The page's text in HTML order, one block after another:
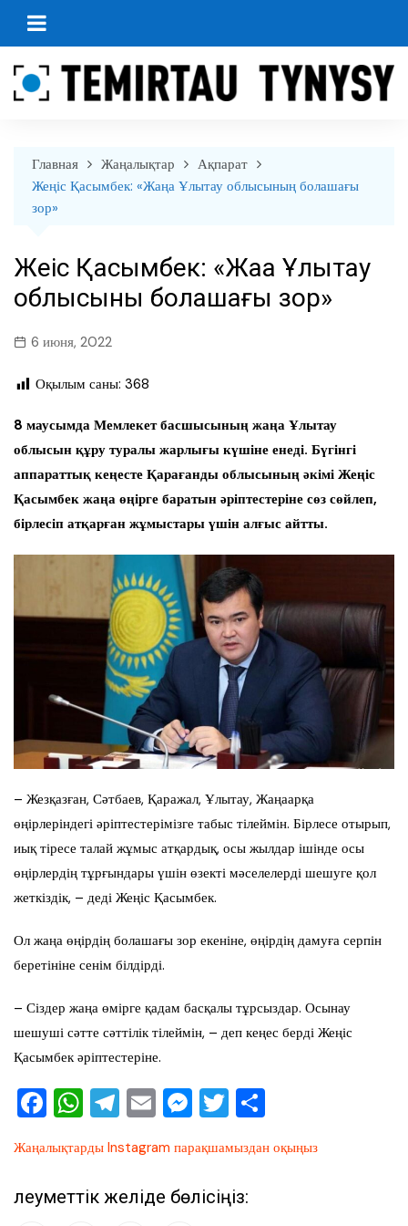
перейти
Главная Жаңалықтар
Ақпарат
Жеңіс Қасымбек: «Жаңа Ұлытау облысының болашағы
зор»
Жеңіс Қасымбек: «Жаңа Ұлытау
облысының болашағы зор»
6 июня, 2022
Оқылым саны: 368
8 маусымда Мемлекет басшысының жаңа Ұлытау
облысын құру туралы жарлығы күшіне енеді. Бүгінгі
аппараттық кеңесте Қарағанды облысының әкімі Жеңіс
Қасымбек жаңа өңірге баратын әріптестеріне сөз сөйлеп,
бірлесіп атқарған жұмыстары үшін алғыс айтты.
– Жезқазған, Сәтбаев, Қаражал, Ұлытау, Жаңаарқа
өңірлеріндегі әріптестерімізге табыс тілеймін. Бірлесе отырып,
иық тіресе талай жұмыс атқардық, осы жылдар ішінде осы
өңірлердің тұрғындары үшін өзекті мәселелерді шешуге қол
жеткіздік, – деді Жеңіс Қасымбек.
Ол жаңа өңірдің болашағы зор екеніне, өңірдің дамуға серпін
беретініне сенім білдірді.
– Сіздер жаңа өмірге қадам басқалы тұрсыздар. Осынау
шешуші сәтте сәттілік тілеймін, – деп кеңес берді Жеңіс
Қасымбек әріптестеріне.
F
c
e
W
at
s
T
el
e
gr
E
ai
l
M
ss
e
T
tt
er
ра
Жаңалықтарды Instagram парақшамыздан оқыңыз
Әлеуметтік желіде бөлісіңіз: